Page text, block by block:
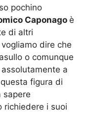
pochino
Caponago è
di altri
dire che
o comunque
a
figura di
sapere
richiedere i suoi